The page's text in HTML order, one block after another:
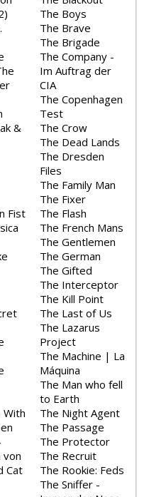
&
Fist
With
von
Cat
The Boys
The Brave
The Brigade
The Company -
Im Auftrag der
CIA
The Copenhagen
Test
The Crow
The Dead Lands
The Dresden
Files
The Family Man
The Fixer
The Flash
The French Mans
The Gentlemen
The German
The Gifted
The Interceptor
The Kill Point
The Last of Us
The Lazarus
Project
The Machine | La
Máquina
The Man who fell
to Earth
The Night Agent
The Passage
The Protector
The Recruit
The Rookie: Feds
The Sniffer -